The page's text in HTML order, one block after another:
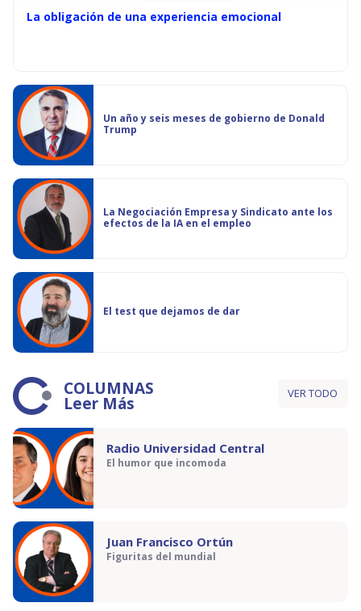
La obligación de una experiencia emocional
Un año y seis meses de gobierno de Donald
Trump
La Negociación Empresa y Sindicato ante los
efectos de la IA en el empleo
El test que dejamos de dar
COLUMNAS
Leer Más VER TODO
Radio Universidad Central
El humor que incomoda
Juan Francisco Ortún
Figuritas del mundial